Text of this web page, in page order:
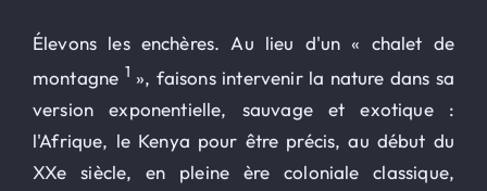
Élevons les enchères. Au lieu d'un « chalet de
montagne 1 », faisons intervenir la nature dans sa
version exponentielle, sauvage et exotique :
l'Afrique, le Kenya pour être précis, au début du
XXe siècle, en pleine ère coloniale classique,